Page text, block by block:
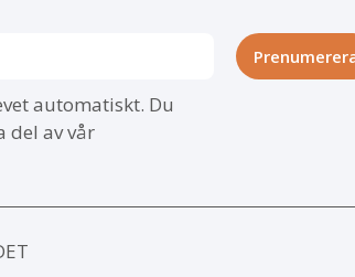
automatiskt. Du
del av vår